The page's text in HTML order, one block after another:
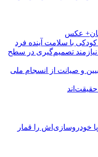
عکس
با سلامت آینده فرد
تصمیم‌گیری در سطح
و صیانت از انسجام ملی
حقیقت‌اند
خودروسازی‌اش را قمار